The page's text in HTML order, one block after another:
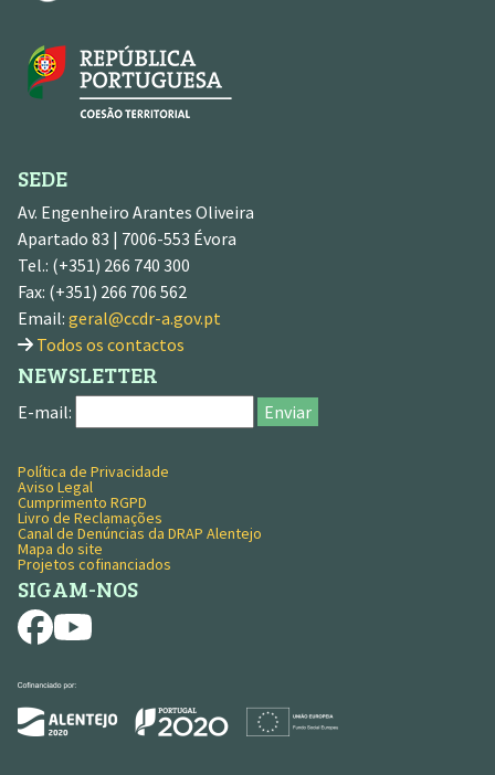
SEDE
Av. Engenheiro Arantes Oliveira
Apartado 83 | 7006-553 Évora
Tel.: (+351) 266 740 300
Fax: (+351) 266 706 562
Email: geral@ccdr-a.gov.pt
Todos os contactos
NEWSLETTER
E-mail: Enviar
MENU RODAPÉ
Política de Privacidade
Aviso Legal
Cumprimento RGPD
Livro de Reclamações
Canal de Denúncias da DRAP Alentejo
Mapa do site
Projetos cofinanciados
SIGAM-NOS